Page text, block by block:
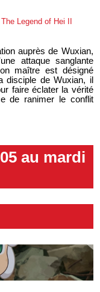
The Legend of Hei II
auprès de Wuxian,
attaque sanglante
maître est désigné
disciple de Wuxian, il
faire éclater la vérité
de ranimer le conflit
au mardi